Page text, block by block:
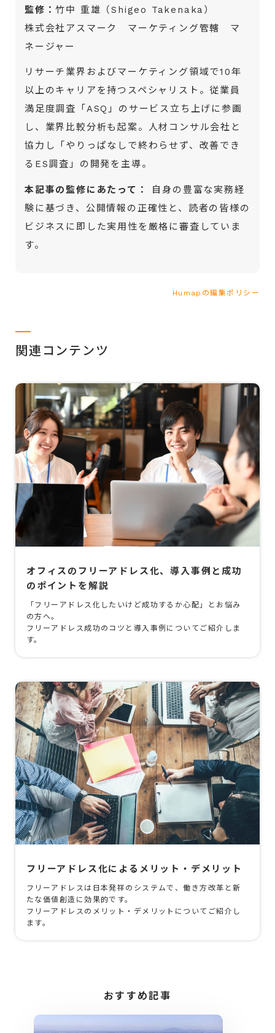
監修：竹中 重雄（Shigeo Takenaka）
株式会社アスマーク マーケティング管轄 マ
ネージャー
リサーチ業界およびマーケティング領域で10年
以上のキャリアを持つスペシャリスト。従業員
満足度調査「ASQ」のサービス立ち上げに参画
し、業界比較分析も起案。人材コンサル会社と
協力し「やりっぱなしで終わらせず、改善でき
るES調査」の開発を主導。
本記事の監修にあたって：
自身の豊富な実務経
験に基づき、公開情報の正確性と、読者の皆様の
ビジネスに即した実用性を厳格に審査していま
す。
Humapの編集ポリシー
関連コンテンツ
オフィスのフリーアドレス化、導入事例と成功
のポイントを解説
「フリーアドレス化したいけど成功するか心配」とお悩み
の方へ。
フリーアドレス成功のコツと導入事例についてご紹介しま
す。
フリーアドレス化によるメリット・デメリット
フリーアドレスは日本発祥のシステムで、働き方改革と新
たな価値創造に効果的です。
フリーアドレスのメリット・デメリットについてご紹介し
ます。
おすすめ記事